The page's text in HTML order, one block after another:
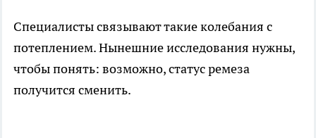
Специалисты связывают такие колебания с
потеплением. Нынешние исследования нужны,
чтобы понять: возможно, статус ремеза
получится сменить.